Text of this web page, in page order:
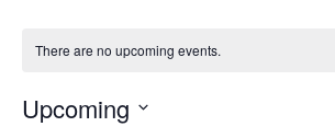
There are no upcoming events.
Upcoming